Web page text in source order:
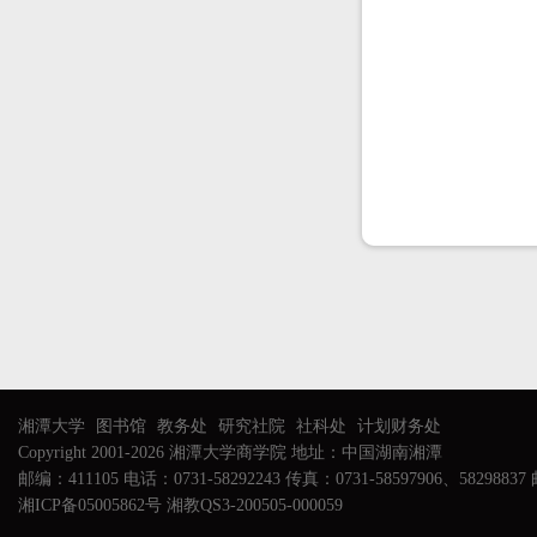
湘潭大学 图书馆 教务处 研究社院 社科处
计划财务处
Copyright 2001-2026 湘潭大学商学院 地址：中国湖南湘潭
邮编：411105 电话：0731-58292243 传真：0731-58597906、58298837
湘ICP备05005862号 湘教QS3-200505-000059